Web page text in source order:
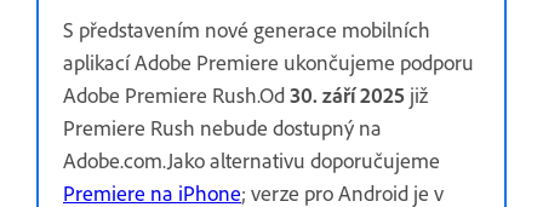
S představením nové generace mobilních
aplikací Adobe Premiere ukončujeme podporu
Adobe Premiere Rush.Od30. září 2025 již
Premiere Rush nebude dostupný na
Adobe.com.Jako alternativu doporučujeme
Premiere na iPhone; verze pro Android je v